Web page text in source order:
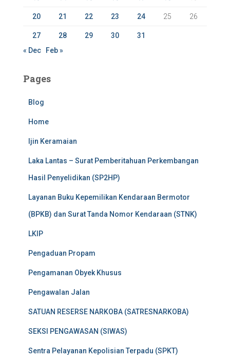
20 21 22 23 24 25 26
27 28 29 30
31
« Dec
Feb »
Pages
Blog
Home
Ijin Keramaian
Laka Lantas – Surat Pemberitahuan Perkembangan
Hasil Penyelidikan (SP2HP)
Layanan Buku Kepemilikan Kendaraan Bermotor
(BPKB) dan Surat Tanda Nomor Kendaraan (STNK)
LKIP
Pengaduan Propam
Pengamanan Obyek Khusus
Pengawalan Jalan
SATUAN RESERSE NARKOBA (SATRESNARKOBA)
SEKSI PENGAWASAN (SIWAS)
Sentra Pelayanan Kepolisian Terpadu (SPKT)